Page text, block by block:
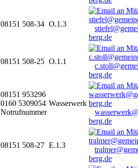
08151 508-34 O.1.3
berg.de
08151 508-25 O.1.1
berg.de
08151 953296
0160 5309054
Notrufnummer
Wasserwerk
berg.de
08151 508-27 E.1.3
berg.de